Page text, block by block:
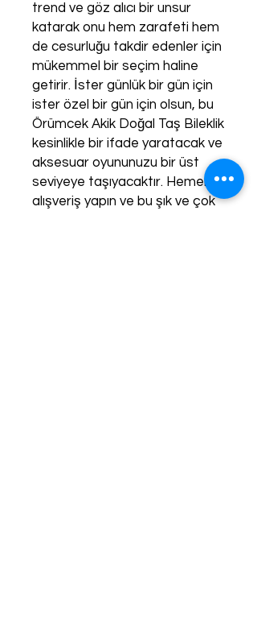
trend ve göz alıcı bir unsur
katarak onu hem zarafeti hem
de cesurluğu takdir edenler için
mükemmel bir seçim haline
getirir. İster günlük bir gün için
ister özel bir gün için olsun, bu
Örümcek Akik Doğal Taş Bileklik
kesinlikle bir ifade yaratacak ve
aksesuar oyununuzu bir üst
seviyeye taşıyacaktır. Hemen
alışveriş yapın ve bu şık ve çok